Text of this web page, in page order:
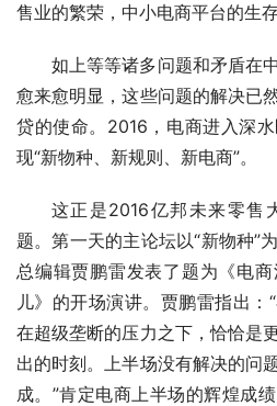
售业的繁荣，中小电商平台的生
如上等等诸多问题和矛盾在
愈来愈明显，这些问题的解决已
贷的使命。2016，电商进入深
现“新物种、新规则、新电商”。
这正是2016亿邦未来零售
题。第一天的主论坛以“新物种”
总编辑贾鹏雷发表了题为《电
儿》的开场演讲。贾鹏雷指出：
在超级垄断的压力之下，恰恰是
出的时刻。上半场没有解决的问
成。”肯定电商上半场的辉煌成